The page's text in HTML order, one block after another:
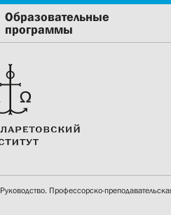
Образовательные
программы
Руководство. Профессорско-